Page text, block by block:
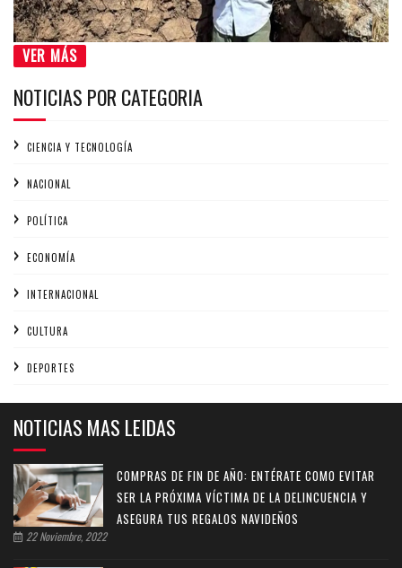
VER MÁS
NOTICIAS POR CATEGORIA
CIENCIA Y TECNOLOGÍA
NACIONAL
POLÍTICA
ECONOMÍA
INTERNACIONAL
CULTURA
DEPORTES
NOTICIAS MAS LEIDAS
COMPRAS DE FIN DE AÑO: ENTÉRATE COMO EVITAR
SER LA PRÓXIMA VÍCTIMA DE LA DELINCUENCIA Y
ASEGURA TUS REGALOS NAVIDEÑOS
22 Noviembre, 2022